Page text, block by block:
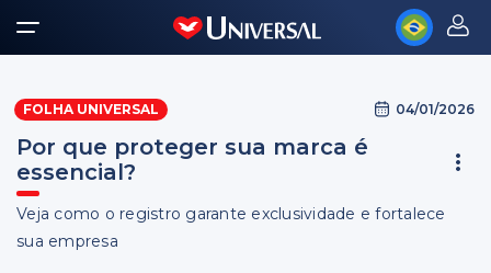
FOLHA UNIVERSAL 04/01/2026
Por que proteger sua marca é
essencial?
Veja como o registro garante exclusividade e fortalece
sua empresa